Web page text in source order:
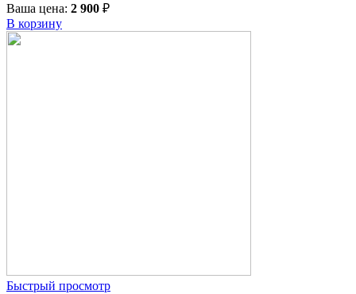
Ваша цена: 2 900 ₽
В корзину
Быстрый просмотр